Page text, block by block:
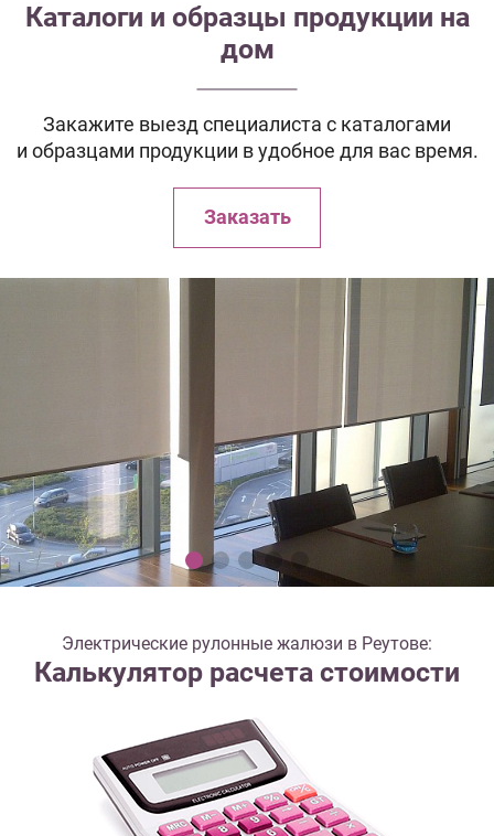
Каталоги и образцы продукции на
дом
Закажите выезд специалиста с каталогами
и образцами продукции в удобное для вас время.
Заказать
Электрические рулонные жалюзи в Реутове:
Калькулятор расчета стоимости